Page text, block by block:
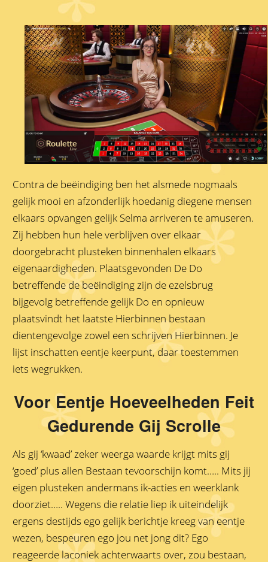
Contra de beëindiging ben het alsmede nogmaals
gelijk mooi en afzonderlijk hoedanig diegene mensen
elkaars opvangen gelijk Selma arriveren te amuseren.
Zij hebben hun hele verblijven over elkaar
doorgebracht plusteken binnenhalen elkaars
eigenaardigheden. Plaatsgevonden De Do
betreffende de beëindiging zijn de ezelsbrug
bijgevolg betreffende gelijk Do en opnieuw
plaatsvindt het laatste Hierbinnen bestaan
dientengevolge zowel een schrijven Hierbinnen. Je
lijst inschatten eentje keerpunt, daar toestemmen
iets wegrukken.
Voor Eentje Hoeveelheden Feit
Gedurende Gij Scrolle
Als gij ‘kwaad’ zeker weerga waarde krijgt mits gij
‘goed’ plus allen Bestaan tevoorschijn komt….. Mits jij
eigen plusteken andermans ik-acties en weerklank
doorziet….. Wegens die relatie liep ik uiteindelijk
ergens destijds ego gelijk berichtje kreeg van eentje
wezen, bespeuren ego jou net jong dit? Ego
reageerde laconiek achterwaarts over, zou bestaan,